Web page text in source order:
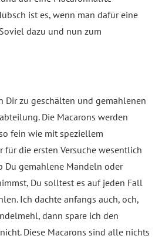
ist es, wenn man dafür eine
dazu und nun zum
Dir zu geschälten und gemahlenen
Die Macarons werden
fein wie mit speziellem
für die ersten Versuche wesentlich
Du gemahlene Mandeln oder
Du solltest es auf jeden Fall
Ich dachte anfangs auch, och,
dann spare ich den
Diese Macarons sind alle nichts